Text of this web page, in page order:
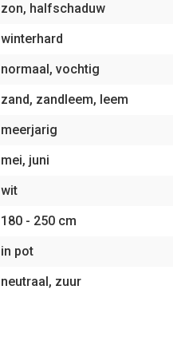
zon, halfschaduw
winterhard
normaal, vochtig
zand, zandleem, leem
meerjarig
mei, juni
wit
180 - 250 cm
in pot
neutraal, zuur